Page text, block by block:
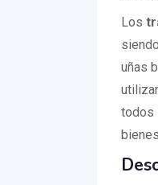
Los
uñas
todos